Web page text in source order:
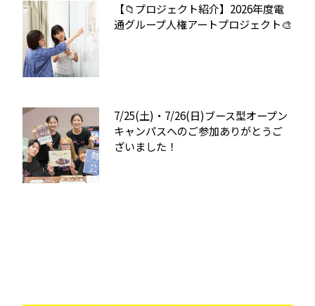
【📁プロジェクト紹介】2026年度電
通グループ人権アートプロジェクト🎨
7/25(土)・7/26(日)ブース型オープン
キャンパスへのご参加ありがとうご
ざいました！